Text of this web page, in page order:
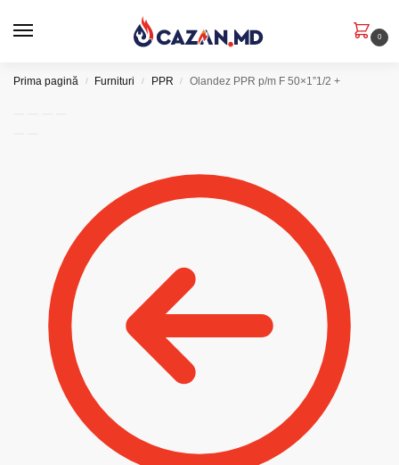
0
Prima pagină / Furnituri / PPR / Olandez PPR p/m F 50×1”1/2 +